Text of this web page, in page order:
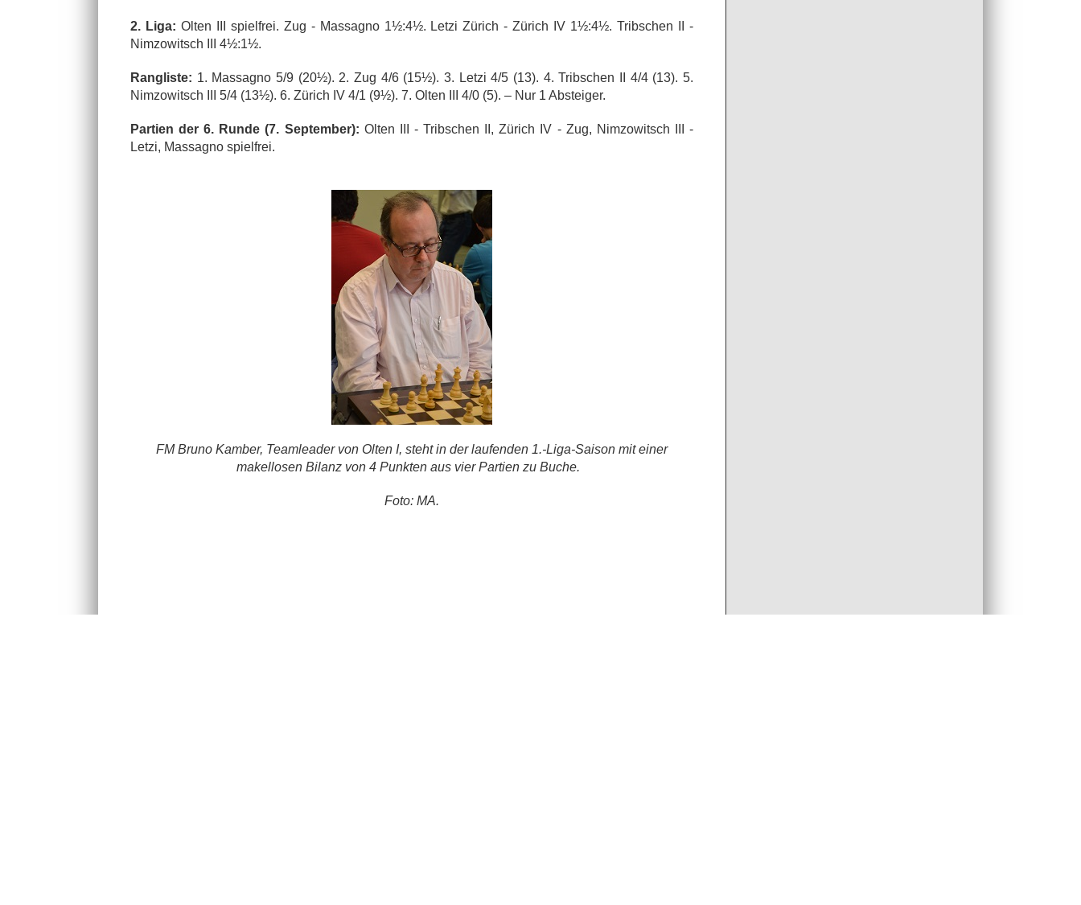
2. Liga: Olten III spielfrei. Zug - Massagno 1½:4½. Letzi Zürich - Zürich IV 1½:4½. Tribschen II -
Nimzowitsch III 4½:1½.
Rangliste: 1. Massagno 5/9 (20½). 2. Zug 4/6 (15½). 3. Letzi 4/5 (13). 4. Tribschen II 4/4 (13). 5.
Nimzowitsch III 5/4 (13½). 6. Zürich IV 4/1 (9½). 7. Olten III 4/0 (5). – Nur 1 Absteiger.
Partien der 6. Runde (7. September): Olten III - Tribschen II, Zürich IV - Zug, Nimzowitsch III -
Letzi, Massagno spielfrei.
FM Bruno Kamber, Teamleader von Olten I, steht in der laufenden 1.-Liga-Saison mit einer
makellosen Bilanz von 4 Punkten aus vier Partien zu Buche.
Foto: MA.